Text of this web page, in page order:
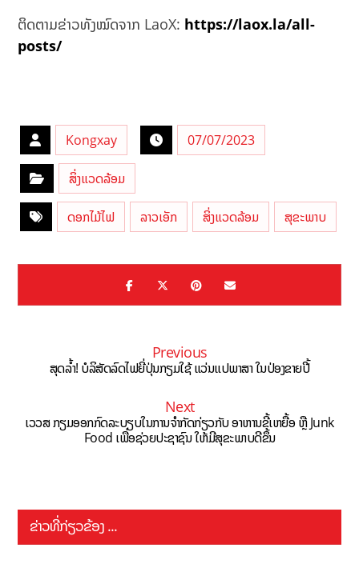
ຕິດຕາມຂ່າວທັງໝົດຈາກ LaoX: https://laox.la/all-
posts/
Kongxay 07/07/2023
ສິ່ງແວດລ້ອມ
ດອກໄມ້ໄຟ ລາວເອັກ ສິ່ງແວດລ້ອມ ສຸຂະພາບ
Previous
ສຸດລ້ຳ! ບໍລິສັດລົດໄຟຍີ່ປຸ່ນກຽມໃຊ້ ແວ່ນແປພາສາ ໃນປ່ອງຂາຍປີ້
Next
ເວວສ ກຽມອອກກົດລະບຽບໃນການຈຳກັດກ່ຽວກັບ ອາຫານຂີ້ເຫຍື້ອ ຫຼື Junk
Food ເພື່ອຊ່ວຍປະຊາຊົນ ໃຫ້ມີສຸຂະພາບດີຂຶ້ນ
ຂ່າວທີ່ກ່ຽວຂ້ອງ ...